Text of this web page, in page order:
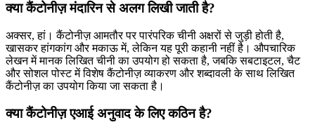
क्या कैंटोनीज़ मंदारिन से अलग लिखी जाती है?
अक्सर, हां। कैंटोनीज़ आमतौर पर पारंपरिक चीनी अक्षरों से जुड़ी होती है,
खासकर हांगकांग और मकाऊ में, लेकिन यह पूरी कहानी नहीं है। औपचारिक
लेखन में मानक लिखित चीनी का उपयोग हो सकता है, जबकि सबटाइटल, चैट
और सोशल पोस्ट में विशेष कैंटोनीज़ व्याकरण और शब्दावली के साथ लिखित
कैंटोनीज़ का उपयोग किया जा सकता है।
क्या कैंटोनीज़ एआई अनुवाद के लिए कठिन है?